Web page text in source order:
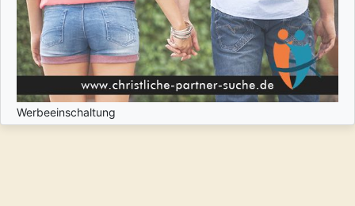
Werbeeinschaltung